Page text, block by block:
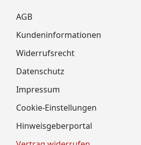
AGB
Kundeninformationen
Widerrufsrecht
Datenschutz
Impressum
Cookie-Einstellungen
Hinweisgeberportal